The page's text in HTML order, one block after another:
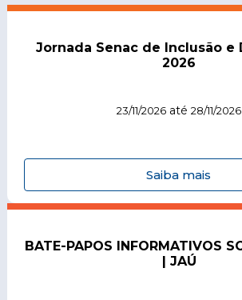
Jornada Senac de Inclusão e
2026
23/11/2026 até 28/11/2026
Saiba mais
BATE-PAPOS INFORMATIVOS
| JAÚ